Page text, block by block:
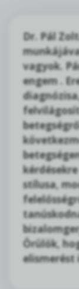
Dr. Pál
vagyok.
engem .
stílusa,
Örülök,
elismerést